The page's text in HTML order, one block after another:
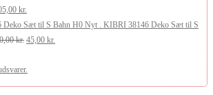
kr..
kr..
kr.
aktuelle
pris
KIBRI 38146 Deko Sæt til S
kr. Den
pris
var:
45,00 kr.
er: